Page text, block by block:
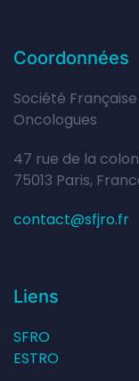
Coordonnées
Société
Oncologues
47 rue de la
75013 Paris,
contact@sfjro.fr
Liens
SFRO
ESTRO